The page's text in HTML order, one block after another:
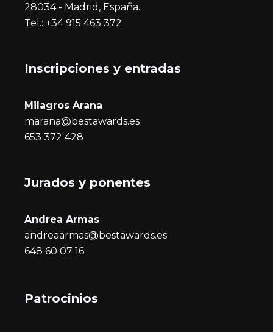
28034 - Madrid, España.
Tel.: +34 915 463 372
Inscripciones y entradas
Milagros Arana
marana@bestawards.es
653 372 428
Jurados y ponentes
Andrea Armas
andreaarmas@bestawards.es
648 60 07 16
Patrocinios